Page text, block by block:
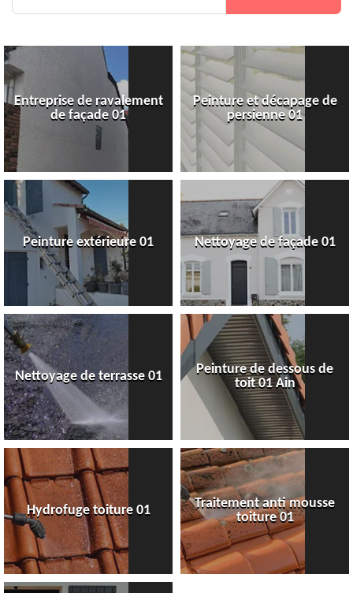
Entreprise de ravalement
de façade 01
Peinture et décapage de
persienne 01
Peinture extérieure 01 Nettoyage de façade 01
Nettoyage de terrasse 01
Peinture de dessous de
toit 01 Ain
Hydrofuge toiture 01
Traitement anti mousse
toiture 01